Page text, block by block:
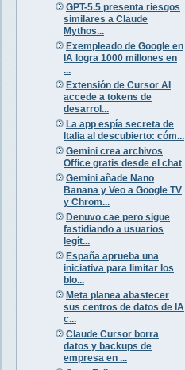
GPT-5.5 presenta riesgos
similares a Claude
Mythos...
Exempleado de Google en
IA logra 1000 millones en
...
Extensión de Cursor AI
accede a tokens de
desarrol...
La app espía secreta de
Italia al descubierto: cóm...
Gemini crea archivos
Office gratis desde el chat
Gemini añade Nano
Banana y Veo a Google TV
y Chrom...
Denuvo cae pero sigue
fastidiando a usuarios
legít...
España aprueba una
iniciativa para limitar los
blo...
Meta planea abastecer
sus centros de datos de IA
c...
Claude Cursor borra
datos y backups de
empresa en ...